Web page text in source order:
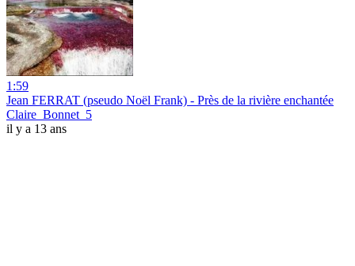
1:59
Jean FERRAT (pseudo Noël Frank) - Près de la rivière enchantée
Claire_Bonnet_5
il y a 13 ans